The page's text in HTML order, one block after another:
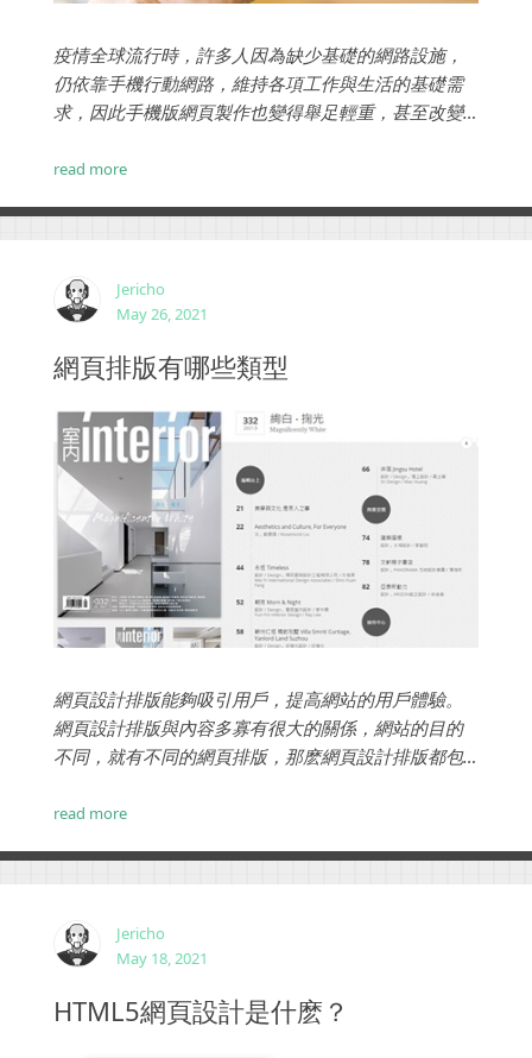
疫情全球流行時，許多人因為缺少基礎的網路設施，
仍依靠手機行動網路，維持各項工作與生活的基礎需
求，因此手機版網頁製作也變得舉足輕重，甚至改變
關設計原則有哪些？今天我們整理了十個重點，不長
read more
Jericho
May 26, 2021
網頁排版有哪些類型
網頁設計排版能夠吸引用戶，提高網站的用戶體驗。
網頁設計排版與內容多寡有很大的關係，網站的目的
不同，就有不同的網頁排版，那麽網頁設計排版都包
read more
Jericho
May 18, 2021
HTML5網頁設計是什麽？